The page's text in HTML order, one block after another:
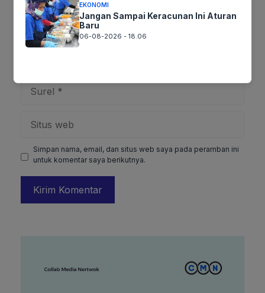
Nama
Surel
Simpan nama, email, dan situs web saya pada peramban ini
untuk komentar saya berikutnya.
EKONOMI
Jangan Sampai Keracunan Ini Aturan
Baru
06-08-2026 - 18.06